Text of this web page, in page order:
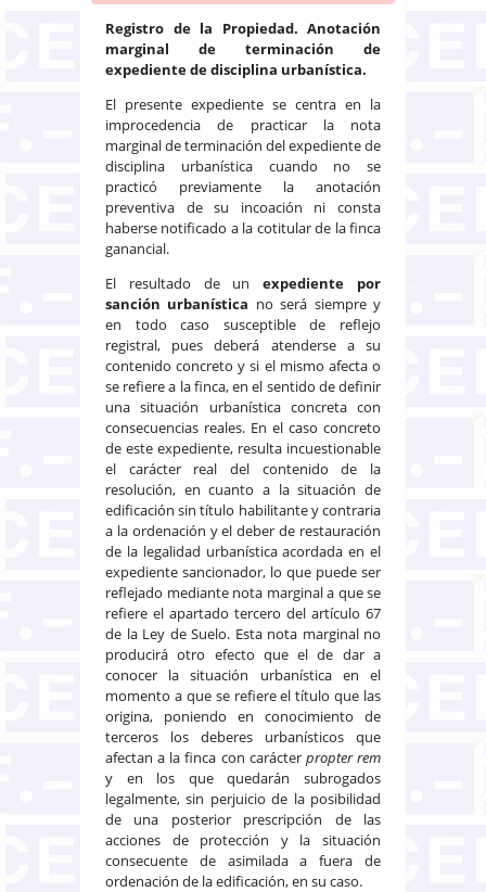
Registro de la Propiedad. Anotación
marginal de terminación de
expediente de disciplina urbanística.
El presente expediente se centra en la
improcedencia de practicar la nota
marginal de terminación del expediente de
disciplina urbanística cuando no se
practicó previamente la anotación
preventiva de su incoación ni consta
haberse notificado a la cotitular de la finca
ganancial.
El resultado de unexpediente por
sanción urbanística no será siempre y
en todo caso susceptible de reflejo
registral, pues deberá atenderse a su
contenido concreto y si el mismo afecta o
se refiere a la finca, en el sentido de definir
una situación urbanística concreta con
consecuencias reales. En el caso concreto
de este expediente, resulta incuestionable
el carácter real del contenido de la
resolución, en cuanto a la situación de
edificación sin título habilitante y contraria
a la ordenación y el deber de restauración
de la legalidad urbanística acordada en el
expediente sancionador, lo que puede ser
reflejado mediante nota marginal a que se
refiere el apartado tercero del artículo 67
de la Ley de Suelo. Esta nota marginal no
producirá otro efecto que el de dar a
conocer la situación urbanística en el
momento a que se refiere el título que las
origina, poniendo en conocimiento de
terceros los deberes urbanísticos que
afectan a la finca con carácter propter rem
y en los que quedarán subrogados
legalmente, sin perjuicio de la posibilidad
de una posterior prescripción de las
acciones de protección y la situación
consecuente de asimilada a fuera de
ordenación de la edificación, en su caso.